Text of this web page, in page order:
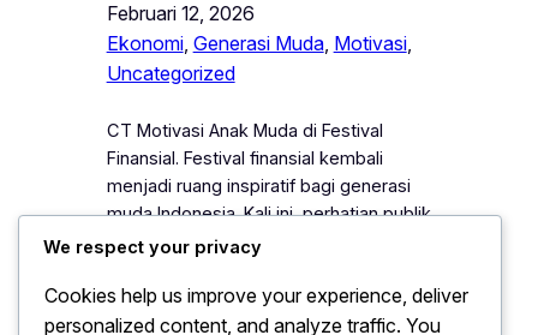
Februari 12, 2026
Ekonomi, Generasi Muda, Motivasi
Uncategorized
CT Motivasi Anak Muda di Festival
Finansial. Festival finansial kembali
menjadi ruang inspiratif bagi generasi
muda Indonesia. Kali ini, perhatian publik
tertuju pada kehadiran CT yang
anak muda dalam sebuah acara
berskala nasional. Melalui pesan yang
We respect your privacy
Cookies help us improve your experience, deliver
personalized content, and analyze traffic. You